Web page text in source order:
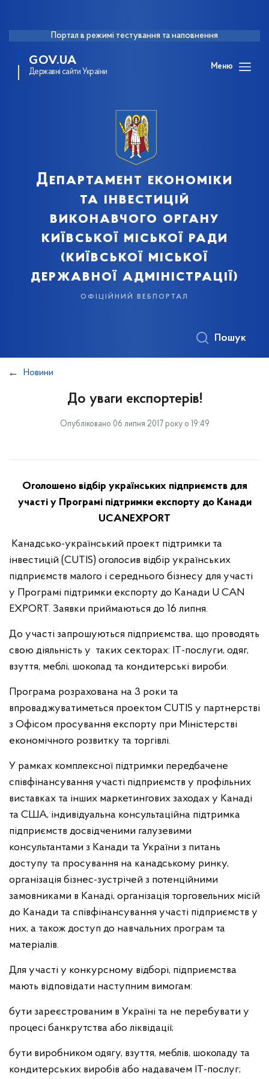
Портал в режимі тестування та наповнення
GOV.UA
Державні сайти України
Меню
Департамент економіки
та інвестицій
виконавчого органу
київської міської ради
(київської міської
державної адміністрації)
офіційний вебпортал
Пошук
Новини
До уваги експортерів!
Опубліковано 06 липня 2017 року о 19:49
Оголошено відбір українських підприємств для
участі у Програмі підтримки експорту до Канади
UCANEXPORT
Канадсько-український проект підтримки та
інвестицій (CUTIS) оголосив відбір українських
підприємств малого і середнього бізнесу для участі
у Програмі підтримки експорту до Канади U CAN
EXPORT. Заявки приймаються до 16 липня.
До участі запрошуються підприємства, що проводять
свою діяльність у таких секторах: ІТ-послуги, одяг,
взуття, меблі, шоколад та кондитерські вироби.
Програма розрахована на 3 роки та
впроваджуватиметься проектом CUTIS у партнерстві
з Офісом просування експорту при Міністерстві
економічного розвитку та торгівлі.
У рамках комплексної підтримки передбачене
співфінансування участі підприємств у профільних
виставках та інших маркетингових заходах у Канаді
та США, індивідуальна консультаційна підтримка
підприємств досвідченими галузевими
консультантами з Канади та України з питань
доступу та просування на канадському ринку,
організація бізнес-зустрічей з потенційними
замовниками в Канаді, організація торговельних місій
до Канади та співфінансування участі підприємств у
них, а також доступ до навчальних програм та
матеріалів.
Для участі у конкурсному відборі, підприємства
мають відповідати наступним вимогам:
бути зареєстрованим в Україні та не перебувати у
процесі банкрутства або ліквідації;
бути виробником одягу, взуття, меблів, шоколаду та
кондитерських виробів або надавачем ІТ-послуг;